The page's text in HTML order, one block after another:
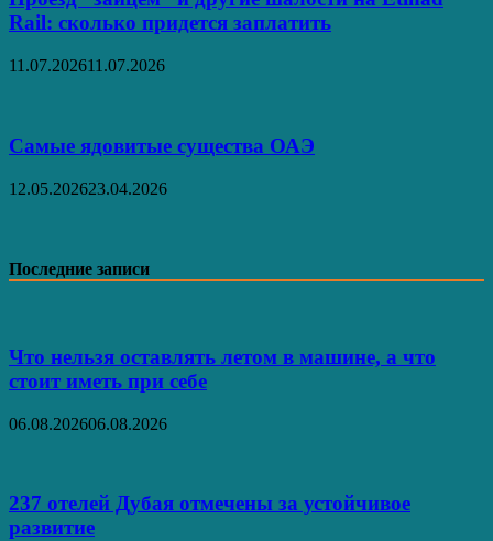
Rail: сколько придется заплатить
11.07.202611.07.2026
Самые ядовитые существа ОАЭ
12.05.202623.04.2026
Последние записи
Что нельзя оставлять летом в машине, а что
стоит иметь при себе
06.08.202606.08.2026
237 отелей Дубая отмечены за устойчивое
развитие